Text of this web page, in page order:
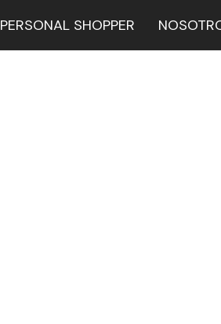
PERSONAL SHOPPER